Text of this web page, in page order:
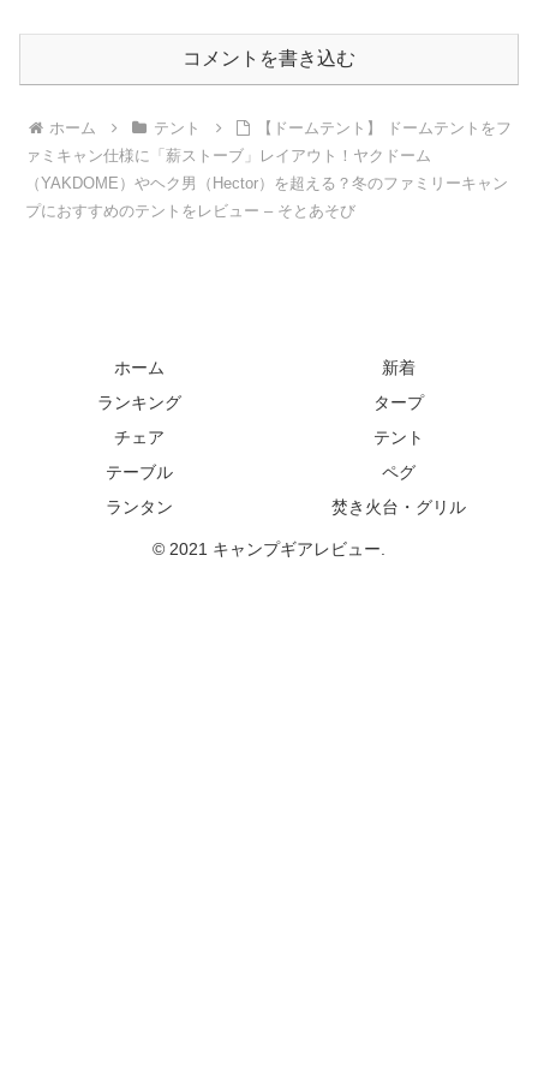
コメントを書き込む
ホーム テント
【ドームテント】 ドームテントをフ
ァミキャン仕様に「薪ストーブ」レイアウト！ヤクドーム
（YAKDOME）やヘク男（Hector）を超える？冬のファミリーキャン
プにおすすめのテントをレビュー – そとあそび
ホーム
新着
ランキング
タープ
チェア
テント
テーブル
ペグ
ランタン
焚き火台・グリル
© 2021 キャンプギアレビュー.